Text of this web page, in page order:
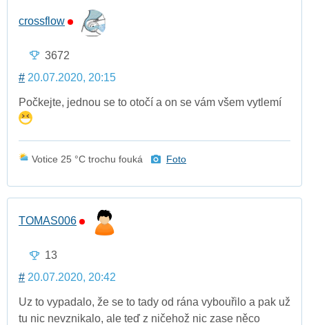
crossflow
3672
# 20.07.2020, 20:15
Počkejte, jednou se to otočí a on se vám všem vytlemí
Votice 25 °C trochu fouká Foto
TOMAS006
13
# 20.07.2020, 20:42
Uz to vypadalo, že se to tady od rána vybouřilo a pak už
tu nic nevznikalo, ale teď z ničehož nic zase něco